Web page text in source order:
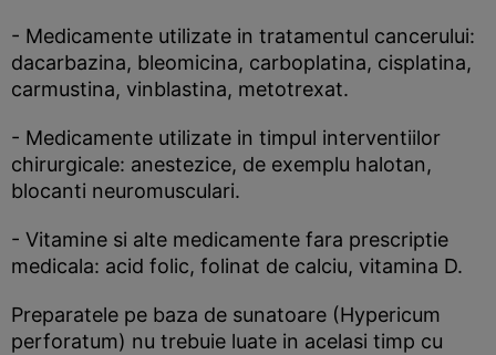
- Medicamente utilizate in tratamentul cancerului:
dacarbazina, bleomicina, carboplatina, cisplatina,
carmustina, vinblastina, metotrexat.
- Medicamente utilizate in timpul interventiilor
chirurgicale: anestezice, de exemplu halotan,
blocanti neuromusculari.
- Vitamine si alte medicamente fara prescriptie
medicala: acid folic, folinat de calciu, vitamina D.
Preparatele pe baza de sunatoare (Hypericum
perforatum) nu trebuie luate in acelasi timp cu